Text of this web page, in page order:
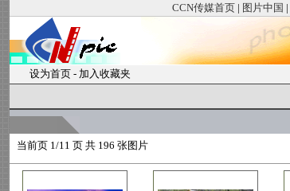
CCN传媒首页 | 图片中国 |
设为首页 - 加入收藏夹
当前页 1/11 页 共 196 张图片